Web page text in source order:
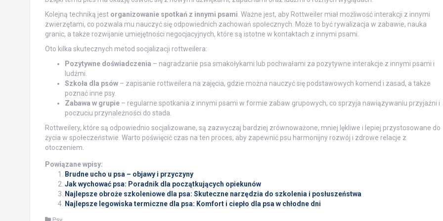
Kolejną techniką jest organizowanie spotkań z innymi psami . Ważne jest, aby Rottweiler miał możliwość interakcji z innymi
zwierzętami, co pozwala mu nauczyć się odpowiednich zachowań społecznych. Może to być rywalizacja w zabawie, nauka
granic, a także rozwijanie umiejętności negocjacyjnych, które są istotne w kontaktach z innymi psami.
Oto kilka skutecznych metod socjalizacji rottweilera:
Pozytywne doświadczenia – nagradzanie psa smakołykami lub pochwałami za pozytywne interakcje z innymi psami i
ludźmi.
Szkoła dla psów– zapisanie rottweilera na zajęcia, gdzie można nauczyć się podstawowych komend i zasad, a także
poznać inne psy.
Zabawa w grupie– regularne spotkania z innymi psami w formie zabaw grupowych, co sprzyja nawiązywaniu przyjaźni i
poczuciu przynależności do stada.
Rottweilery, które są odpowiednio socjalizowane, są zazwyczaj bardziej zrównoważone, mniej lękliwe i lepiej przystosowane do
życia w społeczeństwie. Warto poświęcić czas na ten proces, aby zapewnić psu harmonijny rozwój i zdrowe relacje z
otoczeniem.
Powiązane wpisy:
Brudne ucho u psa – objawy i przyczyny
Jak wychować psa: Poradnik dla początkujących opiekunów
Najlepsze obroże szkoleniowe dla psa: Skuteczne narzędzia do szkolenia i posłuszeństwa
Najlepsze legowiska termiczne dla psa: Komfort i ciepło dla psa w chłodne dni